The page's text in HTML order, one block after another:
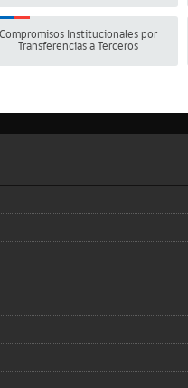
Compromisos Institucionales por
Transferencias a Terceros